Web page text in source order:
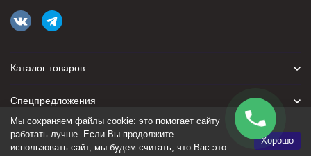
Каталог товаров
Спецпредложения
Для покупателя
Мы сохраняем файлы cookie: это помогает сайту
работать лучше. Если Вы продолжите
использовать сайт, мы будем считать, что Вас это
Хорошо